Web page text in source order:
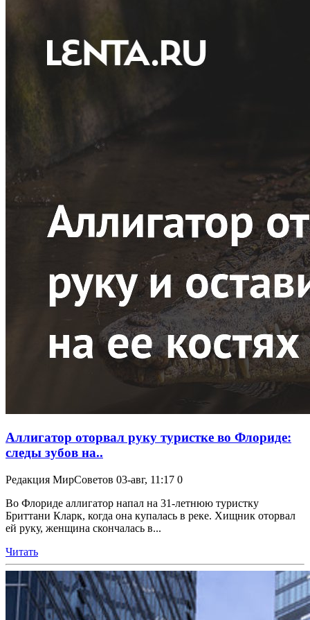
Аллигатор оторвал руку туристке во Флориде:
следы зубов на..
Редакция МирСоветов 03-авг, 11:17 0
Во Флориде аллигатор напал на 31-летнюю туристку
Бриттани Кларк, когда она купалась в реке. Хищник оторвал
ей руку, женщина скончалась в...
Читать